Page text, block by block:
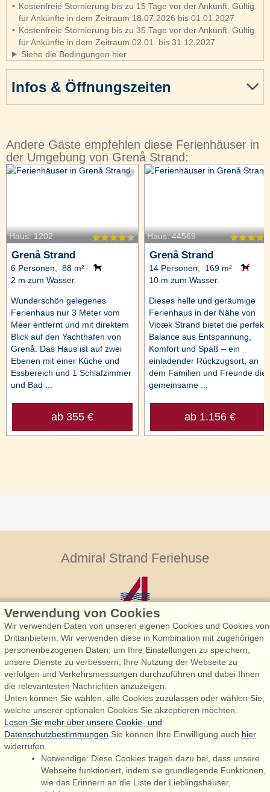
Infos & Öffnungszeiten
Kostenfreie Stornierung bis zu 15 Tage vor der Ankunft. Gültig
für Ankünfte in dem Zeitraum 18.07.2026 bis 01.01.2027
Kostenfreie Stornierung bis zu 35 Tage vor der Ankunft. Gültig
für Ankünfte in dem Zeitraum 02.01. bis 31.12.2027
Siehe die Bedingungen hier
Andere Gäste empfehlen diese Ferienhäuser in
der Umgebung von Grenå Strand:
Haus: 1202
Grenå Strand
6 Personen, 88 m²
2 m zum Wasser.
Wunderschön gelegenes
Ferienhaus nur 3 Meter vom
Meer entfernt und mit direktem
Blick auf den Yachthafen von
Grenå. Das Haus ist auf zwei
Ebenen mit einer Küche und
Essbereich und 1 Schlafzimmer
und Bad ...
ab 355 €
Haus: 44569
Grenå Strand
14 Personen, 169 m²
10 m zum Wasser.
Dieses helle und geräumige
Ferienhaus in der Nähe von
Vibæk Strand bietet die
Balance aus Entspannung,
Komfort und Spaß – ein
einladender Rückzugsort, an
dem Familien und Freunde die
gemeinsame ...
ab 1.156 €
Admiral Strand Feriehuse
Admiral Strand Feriehuse, Lønne
Houstrupvej 170, Lønne
6830 Nørre Nebel
booking@admiralstrand.com
+45 70 60 87 78
Følg os på: Facebook
Verwendung von Cookies
Wir verwenden Daten von unseren eigenen Cookies und Cookies von
Drittanbietern. Wir verwenden diese in Kombination mit zugehörigen
personenbezogenen Daten, um Ihre Einstellungen zu speichern,
unsere Dienste zu verbessern, Ihre Nutzung der Webseite zu
verfolgen und Verkehrsmessungen durchzuführen und dabei Ihnen
die relevantesten Nachrichten anzuzeigen.
Unten können Sie wählen, alle Cookies zuzulassen oder wählen Sie,
welche unserer optionalen Cookies Sie akzeptieren möchten.
Lesen Sie mehr über unsere Cookie- und
Datenschutzbestimmungen .Sie können Ihre Einwilligung auch hier
widerrufen.
Notwendige: Diese Cookies tragen dazu bei, dass unsere
Webseite funktioniert, indem sie grundlegende Funktionen,
wie das Erinnern an die Liste der Lieblingshäuser,